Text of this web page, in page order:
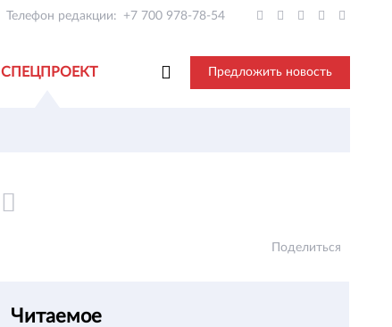
Телефон редакции: +7 700 978-78-54
СПЕЦПРОЕКТ Предложить новость
Поделиться
Читаемое